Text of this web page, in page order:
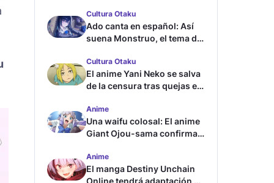
Cultura Otaku
Ado canta en español: Así
suena Monstruo, el tema de
Cultura Otaku
El anime Yani Neko se salva
de la censura tras quejas en
Anime
Una waifu colosal: El anime
Giant Ojou-sama confirma
Anime
El manga Destiny Unchain
Online tendrá adaptación al